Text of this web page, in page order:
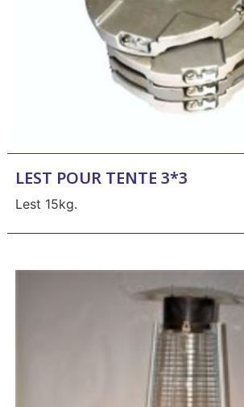
LEST POUR TENTE 3*3
Lest 15kg.